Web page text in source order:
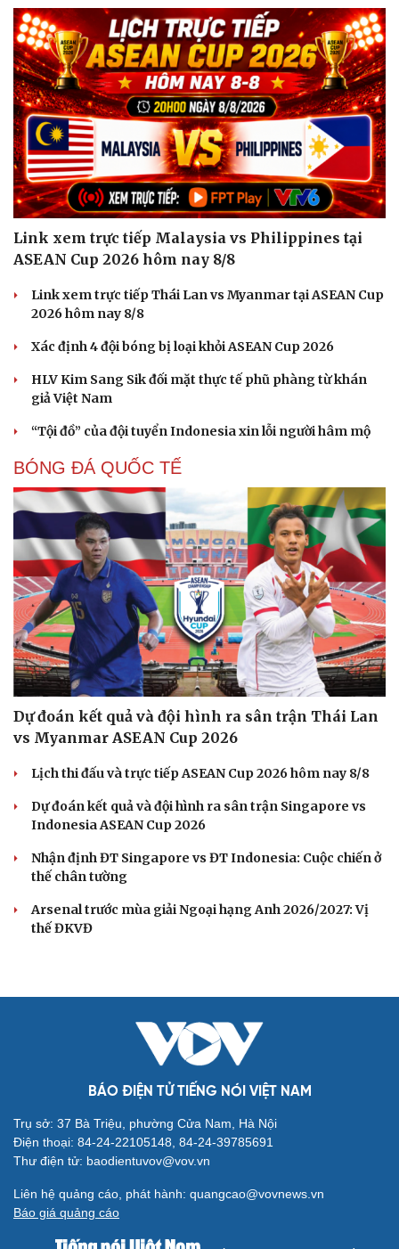
Cải chính
Link xem trực tiếp Malaysia vs Philippines tại
ASEAN Cup 2026 hôm nay 8/8
Link xem trực tiếp Thái Lan vs Myanmar tại ASEAN Cup
2026 hôm nay 8/8
Xác định 4 đội bóng bị loại khỏi ASEAN Cup 2026
HLV Kim Sang Sik đối mặt thực tế phũ phàng từ khán
giả Việt Nam
“Tội đồ” của đội tuyển Indonesia xin lỗi người hâm mộ
BÓNG ĐÁ QUỐC TẾ
Dự đoán kết quả và đội hình ra sân trận Thái Lan
vs Myanmar ASEAN Cup 2026
Lịch thi đấu và trực tiếp ASEAN Cup 2026 hôm nay 8/8
Dự đoán kết quả và đội hình ra sân trận Singapore vs
Indonesia ASEAN Cup 2026
Nhận định ĐT Singapore vs ĐT Indonesia: Cuộc chiến ở
thế chân tường
Arsenal trước mùa giải Ngoại hạng Anh 2026/2027: Vị
thế ĐKVĐ
BÁO ĐIỆN TỬ TIẾNG NÓI VIỆT NAM
Trụ sở: 37 Bà Triệu, phường Cửa Nam, Hà Nội
Điện thoại: 84-24-22105148, 84-24-39785691
Thư điện tử: baodientuvov@vov.vn
Liên hệ quảng cáo, phát hành: quangcao@vovnews.vn
Báo giá quảng cáo